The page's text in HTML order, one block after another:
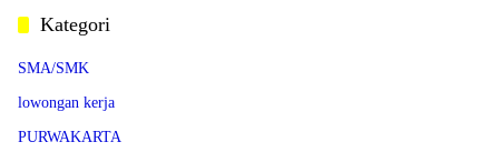
Kategori
SMA/SMK
lowongan kerja
PURWAKARTA